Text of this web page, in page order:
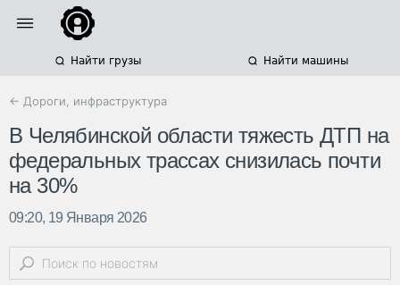
Найти грузы Найти машины
← Дороги, инфраструктура
В Челябинской области тяжесть ДТП на
федеральных трассах снизилась почти
на 30%
09:20, 19 Января 2026